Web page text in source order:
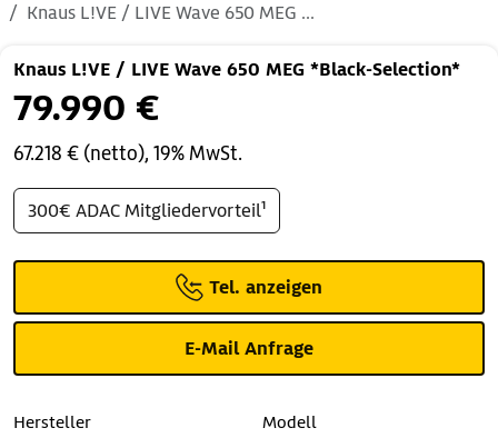
Knaus L!VE / LIVE Wave 650 MEG ...
Knaus L!VE / LIVE Wave 650 MEG *Black-Selection*
79.990 €
67.218 € (netto), 19% MwSt.
300€ ADAC Mitgliedervorteil¹
Tel. anzeigen
E-Mail Anfrage
Hersteller
Modell